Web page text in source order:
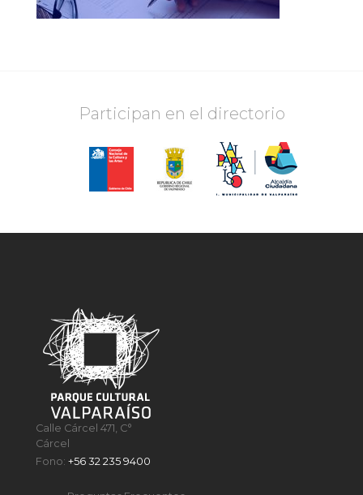
Participan en el directorio
Calle Cárcel 471, C°
Cárcel
Fono:+56 32 235 9400